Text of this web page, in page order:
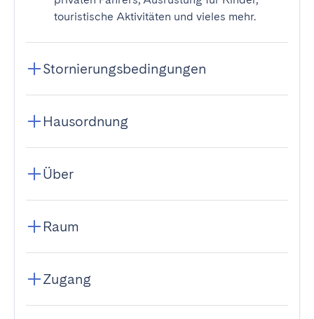
touristische Aktivitäten und vieles mehr.
Stornierungsbedingungen
Hausordnung
Über
Raum
Zugang